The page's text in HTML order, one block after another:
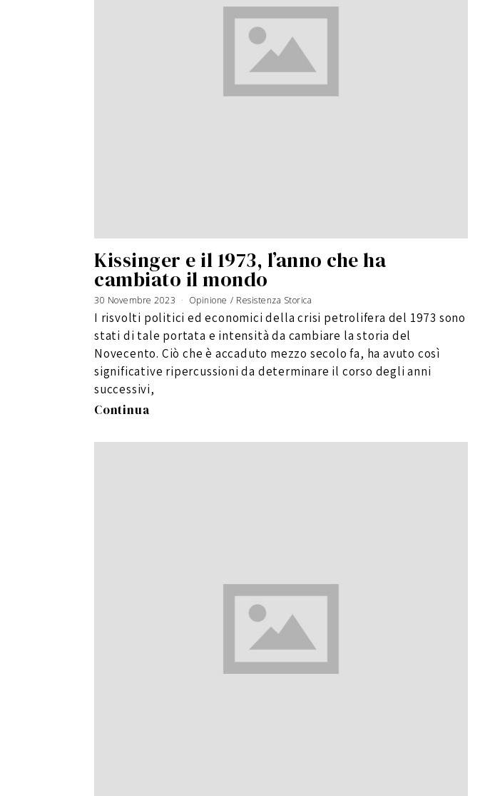
Kissinger e il 1973, l’anno che ha
cambiato il mondo
30 Novembre 2023 Opinione / Resistenza Storica
I risvolti politici ed economici della crisi petrolifera del 1973 sono
stati di tale portata e intensità da cambiare la storia del
Novecento. Ciò che è accaduto mezzo secolo fa, ha avuto così
significative ripercussioni da determinare il corso degli anni
successivi,
Continua